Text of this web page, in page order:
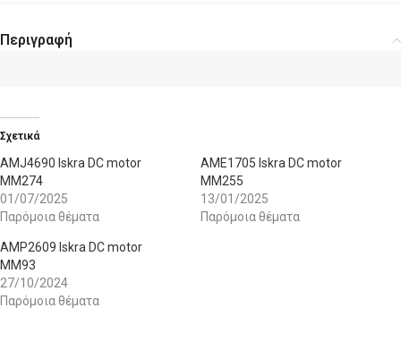
Περιγραφή
Σχετικά
AMJ4690 Iskra DC motor
MM274
01/07/2025
Παρόμοια θέματα
AME1705 Iskra DC motor
MM255
13/01/2025
Παρόμοια θέματα
AMP2609 Iskra DC motor
MM93
27/10/2024
Παρόμοια θέματα